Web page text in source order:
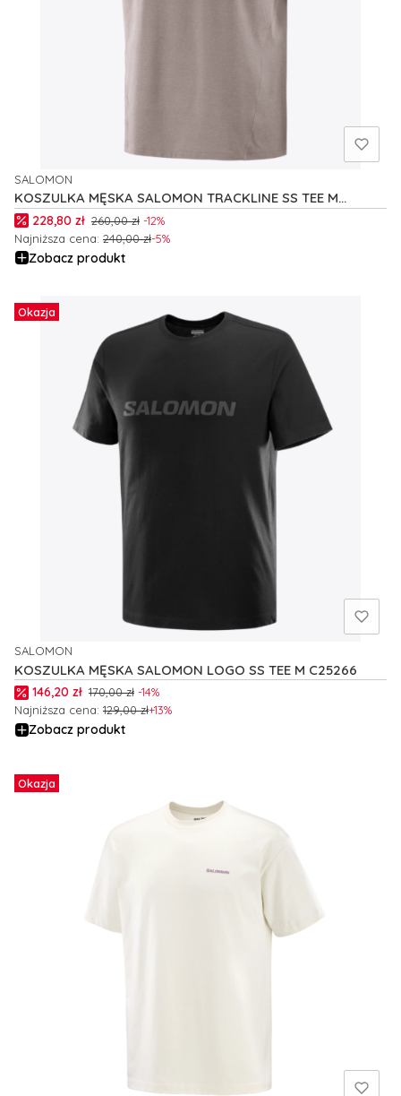
KOSZULKA MĘSKA SALOMON TRACKLINE SS TEE M
C27460
PRODUCENT
SALOMON
Cena promocyjna
228,80 zł 260,00 zł -12%
Najniższa cena: 240,00 zł-5%
Zobacz produkt
Okazja
KOSZULKA MĘSKA SALOMON LOGO SS TEE M C25266
PRODUCENT
SALOMON
Cena promocyjna
146,20 zł 170,00 zł -14%
Najniższa cena: 129,00 zł+13%
Zobacz produkt
Okazja